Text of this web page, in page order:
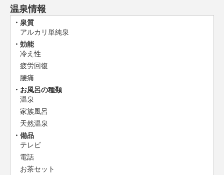
温泉情報
泉質
アルカリ単純泉
効能
冷え性
疲労回復
腰痛
お風呂の種類
温泉
家族風呂
天然温泉
備品
テレビ
電話
お茶セット